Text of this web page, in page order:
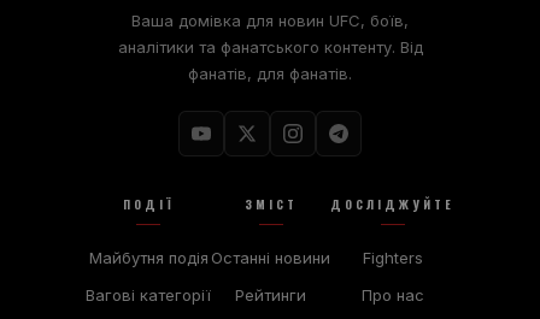
Ваша домівка для новин UFC, боїв,
аналітики та фанатського контенту. Від
фанатів, для фанатів.
ПОДІЇ
Майбутня подія
Вагові категорії
ЗМІСТ
Останні новини
Рейтинги
ДОСЛІДЖУЙТЕ
Fighters
Про нас